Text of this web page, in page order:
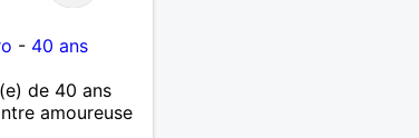
- 40 ans
de 40 ans
amoureuse